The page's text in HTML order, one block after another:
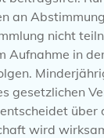
an
nicht
Aufnahme in
gesetzlichen
über
wird